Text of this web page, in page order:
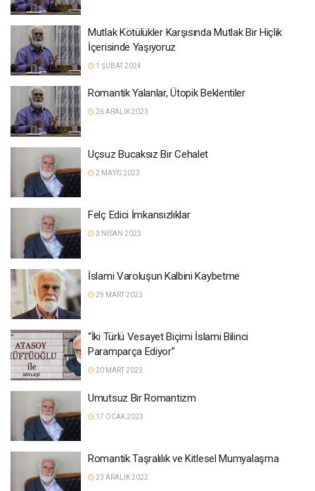
Mutlak Kötülükler Karşısında Mutlak Bir Hiçlik
İçerisinde Yaşıyoruz
1 ŞUBAT 2024
Romantik Yalanlar, Ütopik Beklentiler
26 ARALIK 2023
Uçsuz Bucaksız Bir Cehalet
2 MAYIS 2023
Felç Edici İmkansızlıklar
3 NISAN 2023
İslami Varoluşun Kalbini Kaybetme
29 MART 2023
“İki Türlü Vesayet Biçimi İslami Bilinci
Paramparça Ediyor”
20 MART 2023
Umutsuz Bir Romantizm
17 OCAK 2023
Romantik Taşralılık ve Kitlesel Mumyalaşma
23 ARALIK 2022